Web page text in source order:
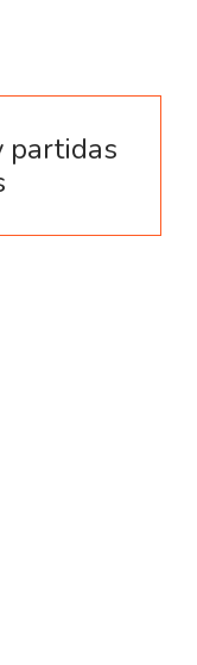
partidas